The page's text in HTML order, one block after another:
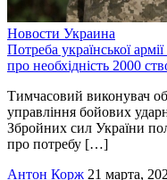
Новости Украина
Потреба української
про необхідність 2000
Тимчасовий виконувач
управління бойових
Збройних сил України
про потребу […]
Антон Корж 21 марта,